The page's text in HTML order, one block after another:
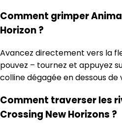
Comment grimper
Horizon ?
Avancez directement vers la
pouvez – tournez et appuyez
colline dégagée en dessous de
Comment traverser les
Crossing New Horizons ?